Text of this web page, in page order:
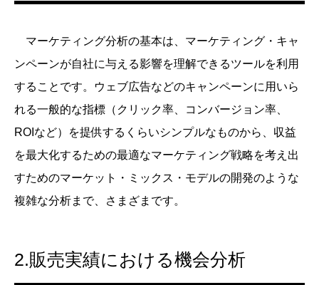
マーケティング分析の基本は、マーケティング・キャ
ンペーンが自社に与える影響を理解できるツールを利用
することです。ウェブ広告などのキャンペーンに用いら
れる一般的な指標（クリック率、コンバージョン率、
ROIなど）を提供するくらいシンプルなものから、収益
を最大化するための最適なマーケティング戦略を考え出
すためのマーケット・ミックス・モデルの開発のような
複雑な分析まで、さまざまです。
2.販売実績における機会分析